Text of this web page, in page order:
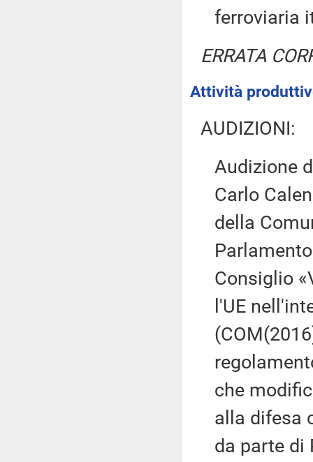
ferroviaria
ERRATA
Attività
AUDIZIONI:
Audizione
Carlo
della
Consiglio
l'UE
che
alla difesa
da parte di